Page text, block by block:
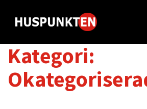
Kategori: